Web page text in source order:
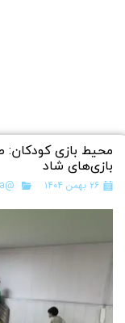
محیط بازی کودکان:
بازی‌های شاد
۲۶ بهمن ۱۴۰۴ @koodakestando